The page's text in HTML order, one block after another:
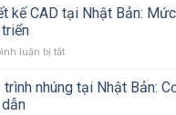
biết
Lương,
và
kiện
Nenkin
là
Điều
để
kế CAD tại Nhật Bản:
luận bị tắtở
sư
thiết
nhúng tại Nhật Bản: